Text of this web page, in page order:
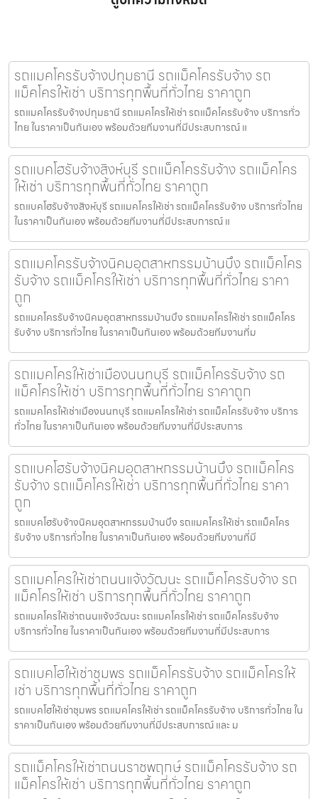
รถแมคโครรับจ้างปทุมธานี รถแม็คโครรับจ้าง รถ
แม็คโครให้เช่า บริการทุกพื้นที่ทั่วไทย ราคาถูก
รถแมคโครรับจ้างปทุมธานี รถแมคโครให้เช่า รถแม็คโครรับจ้าง บริการทั่ว
ไทย ในราคาเป็นกันเอง พร้อมด้วยทีมงานที่มีประสบการณ์ แ
รถแบคโฮรับจ้างสิงห์บุรี รถแม็คโครรับจ้าง รถแม็คโคร
ให้เช่า บริการทุกพื้นที่ทั่วไทย ราคาถูก
รถแบคโฮรับจ้างสิงห์บุรี รถแมคโครให้เช่า รถแม็คโครรับจ้าง บริการทั่วไทย
ในราคาเป็นกันเอง พร้อมด้วยทีมงานที่มีประสบการณ์ แ
รถแมคโครรับจ้างนิคมอุตสาหกรรมบ้านบึง รถแม็คโคร
รับจ้าง รถแม็คโครให้เช่า บริการทุกพื้นที่ทั่วไทย ราคา
ถูก
รถแมคโครรับจ้างนิคมอุตสาหกรรมบ้านบึง รถแมคโครให้เช่า รถแม็คโคร
รับจ้าง บริการทั่วไทย ในราคาเป็นกันเอง พร้อมด้วยทีมงานที่ม
รถแมคโครให้เช่าเมืองนนทบุรี รถแม็คโครรับจ้าง รถ
แม็คโครให้เช่า บริการทุกพื้นที่ทั่วไทย ราคาถูก
รถแมคโครให้เช่าเมืองนนทบุรี รถแมคโครให้เช่า รถแม็คโครรับจ้าง บริการ
ทั่วไทย ในราคาเป็นกันเอง พร้อมด้วยทีมงานที่มีประสบการ
รถแบคโฮรับจ้างนิคมอุตสาหกรรมบ้านบึง รถแม็คโคร
รับจ้าง รถแม็คโครให้เช่า บริการทุกพื้นที่ทั่วไทย ราคา
ถูก
รถแบคโฮรับจ้างนิคมอุตสาหกรรมบ้านบึง รถแมคโครให้เช่า รถแม็คโคร
รับจ้าง บริการทั่วไทย ในราคาเป็นกันเอง พร้อมด้วยทีมงานที่มี
รถแมคโครให้เช่าถนนแจ้งวัฒนะ รถแม็คโครรับจ้าง รถ
แม็คโครให้เช่า บริการทุกพื้นที่ทั่วไทย ราคาถูก
รถแมคโครให้เช่าถนนแจ้งวัฒนะ รถแมคโครให้เช่า รถแม็คโครรับจ้าง
บริการทั่วไทย ในราคาเป็นกันเอง พร้อมด้วยทีมงานที่มีประสบการ
รถแบคโฮให้เช่าชุมพร รถแม็คโครรับจ้าง รถแม็คโครให้
เช่า บริการทุกพื้นที่ทั่วไทย ราคาถูก
รถแบคโฮให้เช่าชุมพร รถแมคโครให้เช่า รถแม็คโครรับจ้าง บริการทั่วไทย ใน
ราคาเป็นกันเอง พร้อมด้วยทีมงานที่มีประสบการณ์ และ ม
รถแม็คโครให้เช่าถนนราชพฤกษ์ รถแม็คโครรับจ้าง รถ
แม็คโครให้เช่า บริการทุกพื้นที่ทั่วไทย ราคาถูก